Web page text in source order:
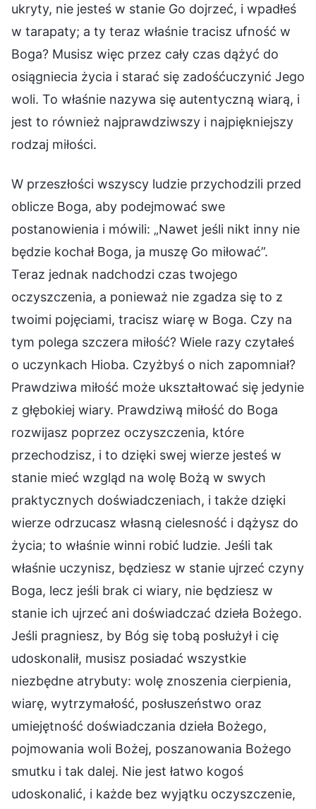
ukryty, nie jesteś w stanie Go dojrzeć, i wpadłeś
w tarapaty; a ty teraz właśnie tracisz ufność w
Boga? Musisz więc przez cały czas dążyć do
osiągniecia życia i starać się zadośćuczynić Jego
woli. To właśnie nazywa się autentyczną wiarą, i
jest to również najprawdziwszy i najpiękniejszy
rodzaj miłości.
W przeszłości wszyscy ludzie przychodzili przed
oblicze Boga, aby podejmować swe
postanowienia i mówili: „Nawet jeśli nikt inny nie
będzie kochał Boga, ja muszę Go miłować”.
Teraz jednak nadchodzi czas twojego
oczyszczenia, a ponieważ nie zgadza się to z
twoimi pojęciami, tracisz wiarę w Boga. Czy na
tym polega szczera miłość? Wiele razy czytałeś
o uczynkach Hioba. Czyżbyś o nich zapomniał?
Prawdziwa miłość może ukształtować się jedynie
z głębokiej wiary. Prawdziwą miłość do Boga
rozwijasz poprzez oczyszczenia, które
przechodzisz, i to dzięki swej wierze jesteś w
stanie mieć wzgląd na wolę Bożą w swych
praktycznych doświadczeniach, i także dzięki
wierze odrzucasz własną cielesność i dążysz do
życia; to właśnie winni robić ludzie. Jeśli tak
właśnie uczynisz, będziesz w stanie ujrzeć czyny
Boga, lecz jeśli brak ci wiary, nie będziesz w
stanie ich ujrzeć ani doświadczać dzieła Bożego.
Jeśli pragniesz, by Bóg się tobą posłużył i cię
udoskonalił, musisz posiadać wszystkie
niezbędne atrybuty: wolę znoszenia cierpienia,
wiarę, wytrzymałość, posłuszeństwo oraz
umiejętność doświadczania dzieła Bożego,
pojmowania woli Bożej, poszanowania Bożego
smutku i tak dalej. Nie jest łatwo kogoś
udoskonalić, i każde bez wyjątku oczyszczenie,